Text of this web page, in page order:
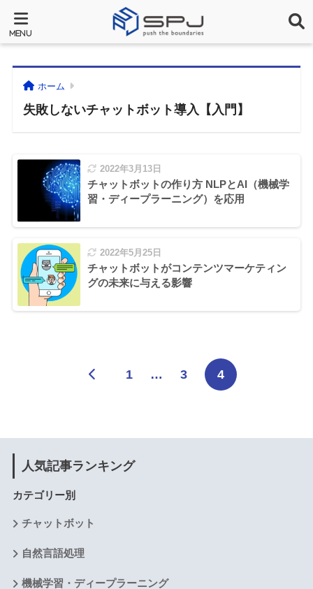
ホーム
失敗しないチャットボット導入【入門】
2022年3月13日
チャットボットの作り方 NLPとAI（機械学
習・ディープラーニング）を応用
2022年5月25日
チャットボットがコンテンツマーケティン
グの未来に与える影響
1 … 3 4
人気記事ランキング
カテゴリー別
チャットボット
自然言語処理
機械学習・ディープラーニング